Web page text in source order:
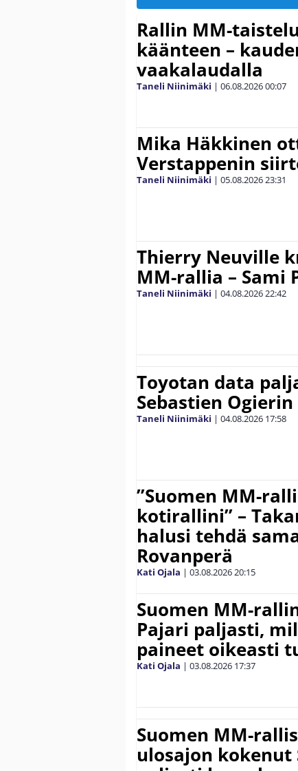
Rallin MM-
käänteen –
vaakalaudalla
Taneli Niinimäki | 06.08.202600:07
Mika Häkkinen
Verstappenin
Taneli Niinimäki | 05.08.202623:31
Thierry Neuville
MM-rallia – Sami
Taneli Niinimäki | 04.08.202622:42
Toyotan data
Sebastien
Taneli Niinimäki | 04.08.2026 17:58
”Suomen MM-
kotirallini” –
halusi tehdä
Rovanperä
Kati Ojala | 03.08.202620:15
Suomen MM-
Pajari paljasti,
paineet oikeasti
Kati Ojala | 03.08.2026 17:37
Suomen MM-
ulosajon kokenut